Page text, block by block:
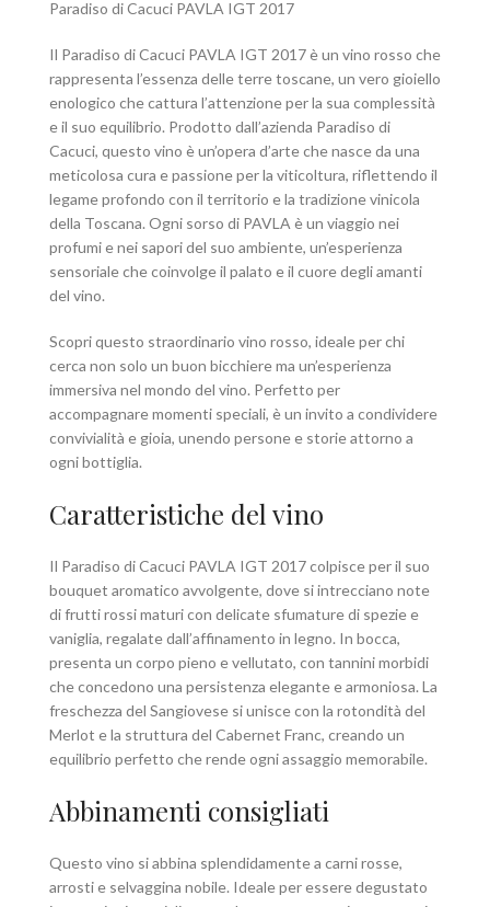
Paradiso di Cacuci PAVLA IGT 2017
Il Paradiso di Cacuci PAVLA IGT 2017 è un vino rosso che
rappresenta l’essenza delle terre toscane, un vero gioiello
enologico che cattura l’attenzione per la sua complessità
e il suo equilibrio. Prodotto dall’azienda Paradiso di
Cacuci, questo vino è un’opera d’arte che nasce da una
meticolosa cura e passione per la viticoltura, riflettendo il
legame profondo con il territorio e la tradizione vinicola
della Toscana. Ogni sorso di PAVLA è un viaggio nei
profumi e nei sapori del suo ambiente, un’esperienza
sensoriale che coinvolge il palato e il cuore degli amanti
del vino.
Scopri questo straordinario vino rosso, ideale per chi
cerca non solo un buon bicchiere ma un’esperienza
immersiva nel mondo del vino. Perfetto per
accompagnare momenti speciali, è un invito a condividere
convivialità e gioia, unendo persone e storie attorno a
ogni bottiglia.
Caratteristiche del vino
Il Paradiso di Cacuci PAVLA IGT 2017 colpisce per il suo
bouquet aromatico avvolgente, dove si intrecciano note
di frutti rossi maturi con delicate sfumature di spezie e
vaniglia, regalate dall’affinamento in legno. In bocca,
presenta un corpo pieno e vellutato, con tannini morbidi
che concedono una persistenza elegante e armoniosa. La
freschezza del Sangiovese si unisce con la rotondità del
Merlot e la struttura del Cabernet Franc, creando un
equilibrio perfetto che rende ogni assaggio memorabile.
Abbinamenti consigliati
Questo vino si abbina splendidamente a carni rosse,
arrosti e selvaggina nobile. Ideale per essere degustato